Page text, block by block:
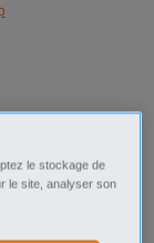
le stockage de
le site, analyser son